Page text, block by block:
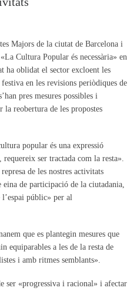
Majors de la ciutat de Barcelona i
Cultura Popular és necessària» en
ha oblidat el sector excloent les
en les revisions periòdiques de
pres mesures possibles i
reobertura de les propostes
popular és una expressió
ser tractada com la resta».
de les nostres activitats
de participació de la ciutadania,
públic» per al
que es plantegin mesures que
equiparables a les de la resta de
i amb ritmes semblants».
ser «progressiva i racional» i afectar